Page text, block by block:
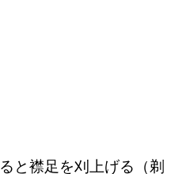
と襟足を刈上げる（剃